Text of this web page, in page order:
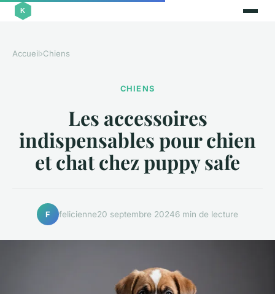
Accueil›Chiens
CHIENS
Les accessoires
indispensables pour chien
et chat chez puppy safe
F felicienne20 septembre 20246 min de lecture